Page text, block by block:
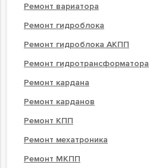
Ремонт вариатора
Ремонт гидроблока
Ремонт гидроблока АКПП
Ремонт гидротрансформатора
Ремонт кардана
Ремонт карданов
Ремонт КПП
Ремонт мехатроника
Ремонт МКПП